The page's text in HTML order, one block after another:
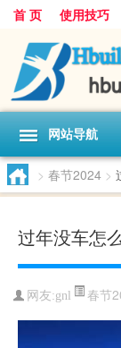
首 页 使用技巧
网站导航
> 春节2024 >
过年没车怎
网友:gnl 春节